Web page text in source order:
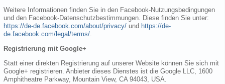
Weitere Informationen finden Sie in den Facebook-Nutzungsbedingungen
und den Facebook-Datenschutzbestimmungen. Diese finden Sie unter:
https://de-de.facebook.com/about/privacy/ und https://de-
de.facebook.com/legal/terms/.
Registrierung mit Google+
Statt einer direkten Registrierung auf unserer Website können Sie sich mit
Google+ registrieren. Anbieter dieses Dienstes ist die Google LLC, 1600
Amphitheatre Parkway, Mountain View, CA 94043, USA.